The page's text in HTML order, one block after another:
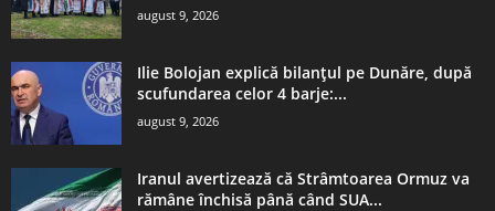
august 9, 2026
Ilie Bolojan explică bilanțul pe Dunăre, după
scufundarea celor 4 barje:...
august 9, 2026
Iranul avertizează că Strâmtoarea Ormuz va
rămâne închisă până când SUA...